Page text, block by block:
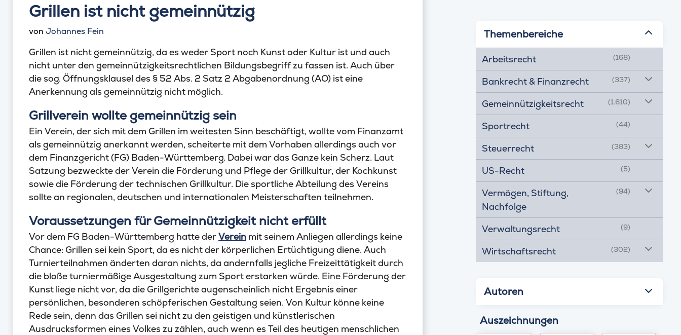
Grillen ist nicht gemeinnützig
von Johannes Fein
Grillen ist nicht gemeinnützig, da es weder Sport noch Kunst oder Kultur ist und auch
nicht unter den gemeinnützigkeitsrechtlichen Bildungsbegriff zu fassen ist. Auch über
die sog. Öffnungsklausel des § 52 Abs. 2 Satz 2 Abgabenordnung (AO) ist eine
Anerkennung als gemeinnützig nicht möglich.
Grillverein wollte gemeinnützig sein
Ein Verein, der sich mit dem Grillen im weitesten Sinn beschäftigt, wollte vom Finanzamt
als gemeinnützig anerkannt werden, scheiterte mit dem Vorhaben allerdings auch vor
dem Finanzgericht (FG) Baden-Württemberg. Dabei war das Ganze kein Scherz. Laut
Satzung bezweckte der Verein die Förderung und Pflege der Grillkultur, der Kochkunst
sowie die Förderung der technischen Grillkultur. Die sportliche Abteilung des Vereins
sollte an regionalen, deutschen und internationalen Meisterschaften teilnehmen.
Voraussetzungen für Gemeinnützigkeit nicht erfüllt
Vor dem FG Baden-Württemberg hatte derVerein mit seinem Anliegen allerdings keine
Chance: Grillen sei kein Sport, da es nicht der körperlichen Ertüchtigung diene. Auch
Turnierteilnahmen änderten daran nichts, da andernfalls jegliche Freizeittätigkeit durch
die bloße turniermäßige Ausgestaltung zum Sport erstarken würde. Eine Förderung der
Kunst liege nicht vor, da die Grillgerichte augenscheinlich nicht Ergebnis einer
persönlichen, besonderen schöpferischen Gestaltung seien. Von Kultur könne keine
Rede sein, denn das Grillen sei nicht zu den geistigen und künstlerischen
Ausdrucksformen eines Volkes zu zählen, auch wenn es Teil des heutigen menschlichen
Themenbereiche
Arbeitsrecht (168)
Bankrecht & Finanzrecht (337)
Gemeinnützigkeitsrecht (1.610)
Sportrecht (44)
Steuerrecht (383)
US-Recht (5)
Vermögen, Stiftung,
Nachfolge
(94)
Verwaltungsrecht (9)
Wirtschaftsrecht (302)
Autoren
Auszeichnungen